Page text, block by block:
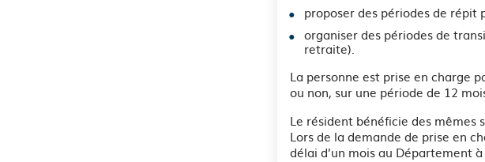
proposer des périodes de répit
organiser des périodes de
retraite).
La personne est prise en charge
ou non, sur une période de 12
Le résident bénéficie des mêmes
Lors de la demande de prise en
délai d’un mois au Département